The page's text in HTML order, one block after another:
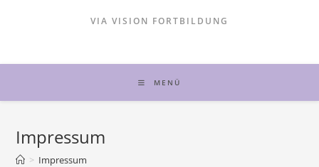
VIA VISION FORTBILDUNG
MENÜ
Impressum
> Impressum